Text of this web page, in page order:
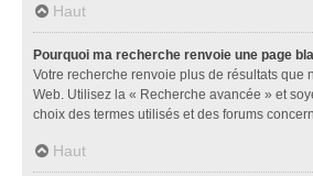
Haut
Pourquoi ma recherche renvoie une page
Votre recherche renvoie plus de résultats que
Web. Utilisez la « Recherche avancée » et
choix des termes utilisés et des forums
Haut